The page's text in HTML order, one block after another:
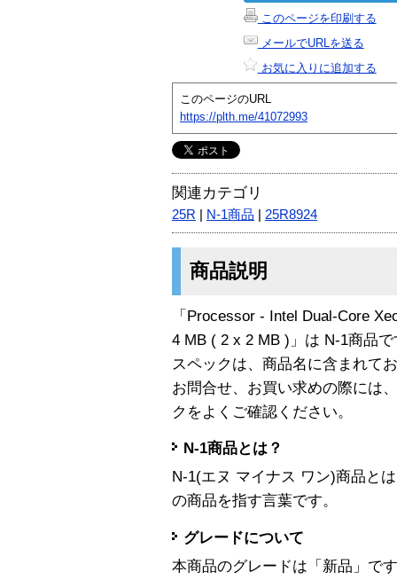
このページを印刷する
メールでURLを送る
お気に入りに追加する
このページのURL
https://plth.me/41072993
関連カテゴリ
25R N-1商品 25R8924
商品説明
「Processor - Intel Dual-Core
4 MB ( 2 x 2 MB )」は N-1商品で
スペックは、商品名に含まれて
お問合せ、お買い求めの際には
クをよくご確認ください。
N-1商品とは？
N-1(エヌ マイナス ワン)商品と
の商品を指す言葉です。
グレードについて
本商品のグレードは「新品」です